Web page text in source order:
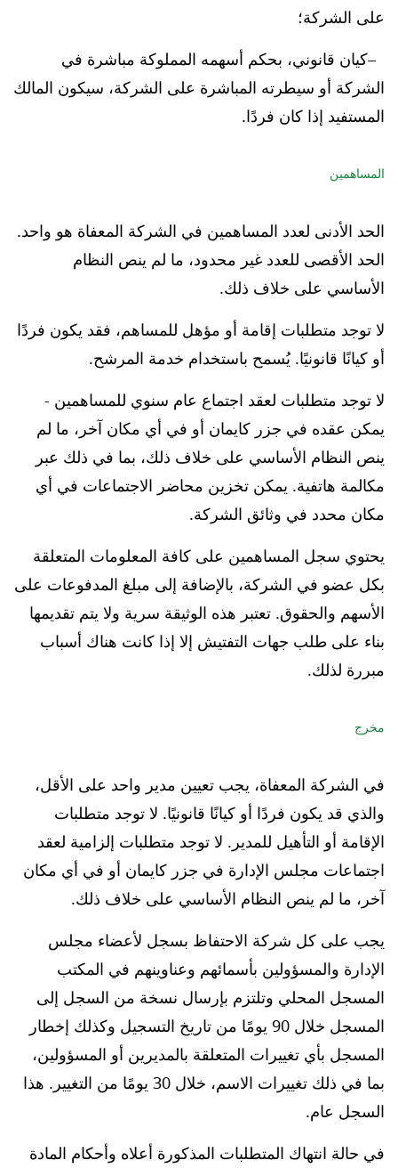
على الشركة؛
كيان قانوني، بحكم أسهمه المملوكة مباشرة في
الشركة أو سيطرته المباشرة على الشركة، سيكون المالك
المستفيد إذا كان فردًا.
المساهمين
الحد الأدنى لعدد المساهمين في الشركة المعفاة هو واحد.
الحد الأقصى للعدد غير محدود، ما لم ينص النظام
الأساسي على خلاف ذلك.
لا توجد متطلبات إقامة أو مؤهل للمساهم، فقد يكون فردًا
أو كيانًا قانونيًا. يُسمح باستخدام خدمة المرشح.
لا توجد متطلبات لعقد اجتماع عام سنوي للمساهمين -
يمكن عقده في جزر كايمان أو في أي مكان آخر، ما لم
ينص النظام الأساسي على خلاف ذلك، بما في ذلك عبر
مكالمة هاتفية. يمكن تخزين محاضر الاجتماعات في أي
مكان محدد في وثائق الشركة.
يحتوي سجل المساهمين على كافة المعلومات المتعلقة
بكل عضو في الشركة، بالإضافة إلى مبلغ المدفوعات على
الأسهم والحقوق. تعتبر هذه الوثيقة سرية ولا يتم تقديمها
بناء على طلب جهات التفتيش إلا إذا كانت هناك أسباب
مبررة لذلك.
مخرج
في الشركة المعفاة، يجب تعيين مدير واحد على الأقل،
والذي قد يكون فردًا أو كيانًا قانونيًا. لا توجد متطلبات
الإقامة أو التأهيل للمدير. لا توجد متطلبات إلزامية لعقد
اجتماعات مجلس الإدارة في جزر كايمان أو في أي مكان
آخر، ما لم ينص النظام الأساسي على خلاف ذلك.
يجب على كل شركة الاحتفاظ بسجل لأعضاء مجلس
الإدارة والمسؤولين بأسمائهم وعناوينهم في المكتب
المسجل المحلي وتلتزم بإرسال نسخة من السجل إلى
المسجل خلال 90 يومًا من تاريخ التسجيل وكذلك إخطار
المسجل بأي تغييرات المتعلقة بالمديرين أو المسؤولين،
بما في ذلك تغييرات الاسم، خلال 30 يومًا من التغيير. هذا
السجل عام.
في حالة انتهاك المتطلبات المذكورة أعلاه وأحكام المادة